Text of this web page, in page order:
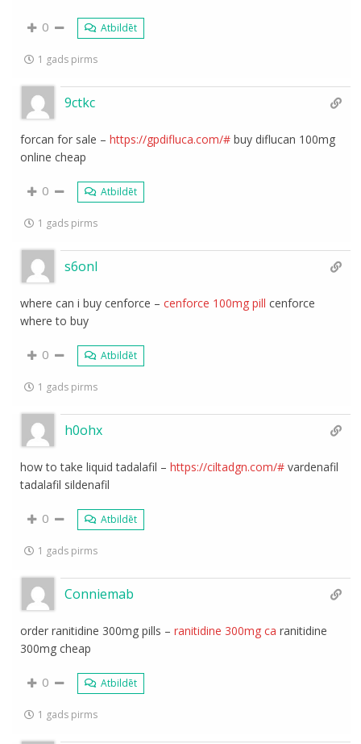
0 Atbildēt
1 gads pirms
9ctkc
forcan for sale –https://gpdifluca.com/# buy diflucan 100mg
online cheap
0 Atbildēt
1 gads pirms
s6onl
where can i buy cenforce –cenforce 100mg pill cenforce
where to buy
0 Atbildēt
1 gads pirms
h0ohx
how to take liquid tadalafil –https://ciltadgn.com/# vardenafil
tadalafil sildenafil
0 Atbildēt
1 gads pirms
Conniemab
order ranitidine 300mg pills –ranitidine 300mg ca ranitidine
300mg cheap
0 Atbildēt
1 gads pirms